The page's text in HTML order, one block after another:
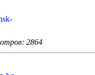
2864